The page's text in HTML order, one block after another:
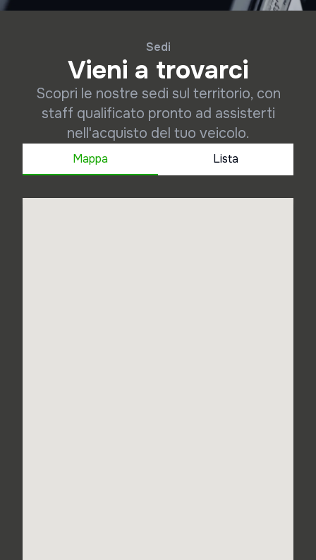
Sedi
Vieni a trovarci
Scopri le nostre sedi sul territorio, con
staff qualificato pronto ad assisterti
nell'acquisto del tuo veicolo.
Mappa Lista